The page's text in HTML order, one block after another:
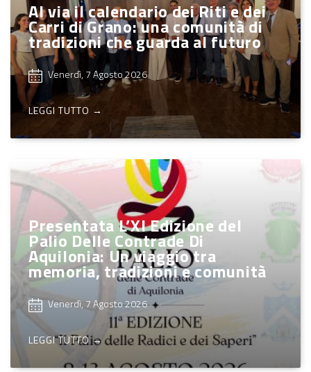
Al via il calendario dei Riti e dei
Carri di Grano: una comunità di
tradizioni che guarda al futuro
Venerdì, 7 Agosto 2026
LEGGI TUTTO →
Presentata L’XI Edizione del
Palio Delle Contrade Di
Aquilonia: Un viaggio tra
memoria, tradizioni e comunità
Venerdì, 7 Agosto 2026
LEGGI TUTTO →